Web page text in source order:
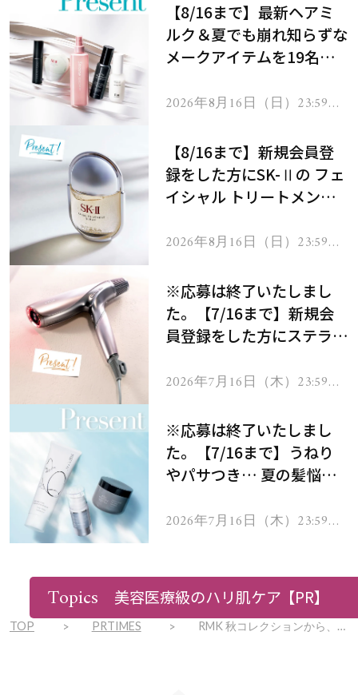
【8/16まで】最新ヘアミ
ルク＆夏でも崩れ知らずな
メークアイテムを19名様
2026年8月16日（日）23:59ま
【8/16まで】新規会員登
録をした方にSK-Ⅱの フェ
イシャル トリートメント
2026年8月16日（日）23:59ま
※応募は終了いたしまし
た。【7/16まで】新規会
員登録をした方にステラボ
ヘアドライヤー ジュエル
2026年7月16日（木）23:59ま
※応募は終了いたしまし
た。【7/16まで】うねり
やパサつき… 夏の髪悩み
ムを13名様にプレゼン
2026年7月16日（木）23:59ま
Topics 美容医療級のハリ肌ケア【PR】
TOP PRTIMES RMK 秋コレクションから、奥ゆきと透明感で魅せる新アイシャドウパレットが誕生